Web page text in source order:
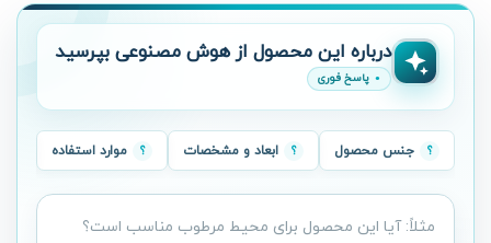
درباره این محصول از هوش مصنوعی بپرسید
پاسخ فوری
جنس محصول ابعاد و مشخصات موارد استفاده
سؤال
درباره